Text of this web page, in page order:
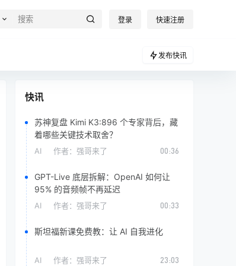
登录 快速注册
发布快讯
快讯
苏神复盘 Kimi K3:896 个专家背后，藏
着哪些关键技术取舍？
AI 作者： 强哥来了 00:36
GPT-Live 底层拆解：OpenAI 如何让
95% 的音频帧不再延迟
AI 作者： 强哥来了 00:33
斯坦福新课免费教：让 AI 自我进化
AI 作者： 强哥来了 23:03